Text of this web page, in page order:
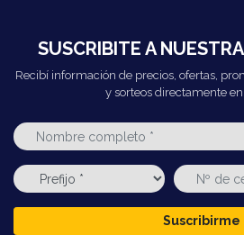
SUSCRIBITE A
Recibí información de precios, ofertas,
y sorteos directamente
Suscribirme